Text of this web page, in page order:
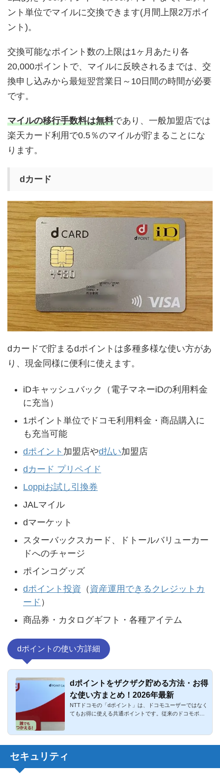
ント単位でマイルに交換できます(月間上限2万ポイ
ント)。
交換可能なポイント数の上限は1ヶ月あたり各
20,000ポイントで、マイルに反映されるまでは、交
換申し込みから最短翌営業日～10日間の時間が必要
です。
マイルの移行手数料は無料であり、一般加盟店では
楽天カード利用で0.5％のマイルが貯まることにな
ります。
dカード
dカードで貯まるdポイントは多種多様な使い方があ
り、現金同様に便利に使えます。
iDキャッシュバック（電子マネーiDの利用料金
に充当）
1ポイント単位でドコモ利用料金・商品購入に
も充当可能
dポイント 加盟店やd払い加盟店
dカード プリペイド
Loppiお試し引換券
JALマイル
dマーケット
スターバックスカード、ドトールバリューカー
ドへのチャージ
ポインコグッズ
dポイント投資 （ 資産運用できるクレジットカ
ード ）
商品券・カタログギフト・各種アイテム
dポイントの使い方詳細
dポイントをザクザク貯める方法・お得
な使い方まとめ！2026年最新
NTTドコモの「dポイント」は、ドコモユーザーではなく
てもお得に使える共通ポイントです。従来のドコモポイ
セキュリティ